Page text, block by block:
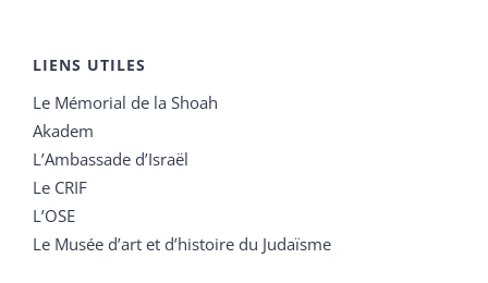
LIENS UTILES
Le Mémorial de la Shoah
Akadem
L’Ambassade d’Israël
Le CRIF
L’OSE
Le Musée d’art et d’histoire du Judaïsme